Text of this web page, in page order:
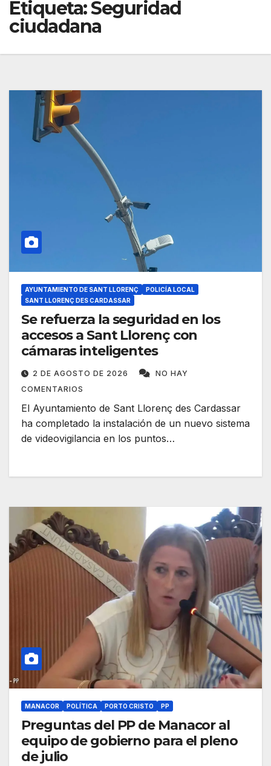
Etiqueta:Seguridad
ciudadana
AYUNTAMIENTO DE SANT LLORENÇ
POLICÍA LOCAL
SANT LLORENÇ DES CARDASSAR
Se refuerza la seguridad en los
accesos a Sant Llorenç con
cámaras inteligentes
2 DE AGOSTO DE 2026
NO HAY
COMENTARIOS
El Ayuntamiento de Sant Llorenç des Cardassar
ha completado la instalación de un nuevo sistema
de videovigilancia en los puntos…
MANACOR POLÍTICA PORTO CRISTO PP
Preguntas del PP de Manacor al
equipo de gobierno para el pleno
de julio